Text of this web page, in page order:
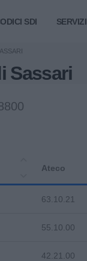
SDI SERVIZI
Sassari
Ateco
63.10.21
55.10.00
42.21.00